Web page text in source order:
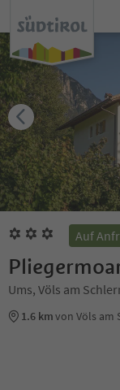
Auf
Ums, Völs am
1.6 kmvon Völs am